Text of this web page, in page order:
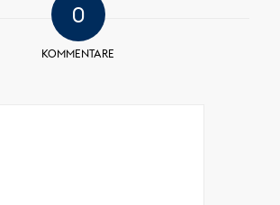
0
KOMMENTARE